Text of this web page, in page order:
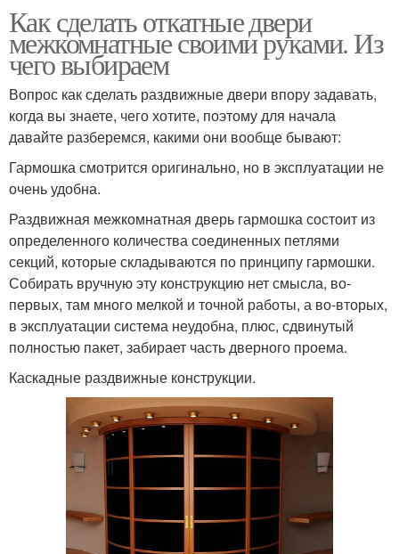
Как сделать откатные двери
межкомнатные своими руками. Из
чего выбираем
Вопрос как сделать раздвижные двери впору задавать,
когда вы знаете, чего хотите, поэтому для начала
давайте разберемся, какими они вообще бывают:
Гармошка смотрится оригинально, но в эксплуатации не
очень удобна.
Раздвижная межкомнатная дверь гармошка состоит из
определенного количества соединенных петлями
секций, которые складываются по принципу гармошки.
Собирать вручную эту конструкцию нет смысла, во-
первых, там много мелкой и точной работы, а во-вторых,
в эксплуатации система неудобна, плюс, сдвинутый
полностью пакет, забирает часть дверного проема.
Каскадные раздвижные конструкции.